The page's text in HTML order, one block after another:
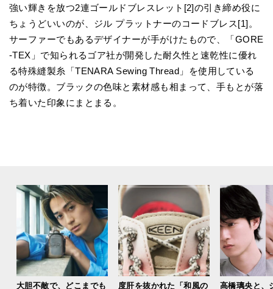
強い輝きを放つ2連ゴールドブレスレット[2]の引き締め役に
ちょうどいいのが、ジル プラットナーのコードブレス[1]。
サーファーでもあるデザイナーが手がけたもので、「GORE
-TEX」で知られるゴア社が開発した耐久性と速乾性に優れ
る特殊縫製糸「TENARA Sewing Thread」を使用している
のが特徴。ブラックの色味と素材感も相まって、手もとが落
ち着いた印象にまとまる。
大胆不敵で、どこまでも 度肝を抜かれた「和風の 高橋璃央と、